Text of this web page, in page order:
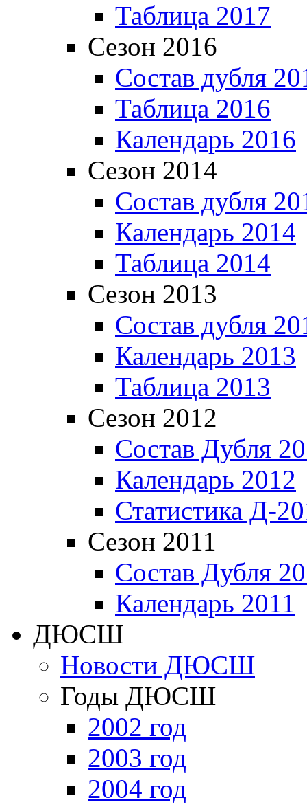
Таблица 2017
Сезон 2016
Состав дубля
Таблица 2016
Календарь 2016
Сезон 2014
Состав дубля
Календарь 2014
Таблица 2014
Сезон 2013
Состав дубля
Календарь 2013
Таблица 2013
Сезон 2012
Состав Дубля
Календарь 2012
Статистика Д-
Сезон 2011
Состав Дубля
Календарь 2011
ДЮСШ
Новости ДЮСШ
Годы ДЮСШ
2002 год
2003 год
2004 год